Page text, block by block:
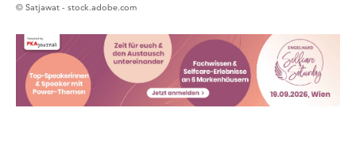
© Satjawat - stock.adobe.com